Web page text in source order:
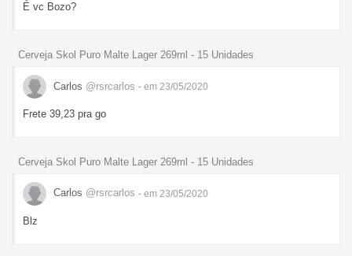
É vc Bozo?
Cerveja Skol Puro Malte Lager 269ml - 15 Unidades
Carlos @rsrcarlos - em 23/05/2020
Frete 39,23 pra go
Cerveja Skol Puro Malte Lager 269ml - 15 Unidades
Carlos @rsrcarlos - em 23/05/2020
Blz